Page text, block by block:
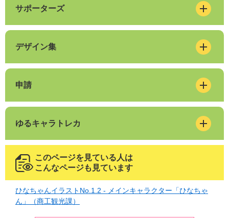
サポーターズ
デザイン集
申請
ゆるキャラトレカ
このページを見ている人は
こんなページも見ています
ひなちゃんイラストNo.1.2 - メインキャラクター「ひなちゃ
ん」（商工観光課）